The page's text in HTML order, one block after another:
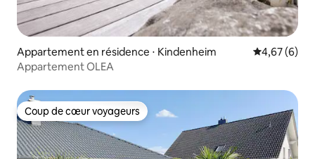
Appartement en résidence ⋅ Kindenheim Évaluation
4,67 (6)
Appartement OLEA
Coup de cœur voyageurs
Coup de cœur voyageurs